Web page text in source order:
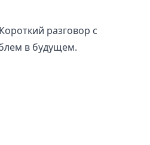
разговор с
в будущем.